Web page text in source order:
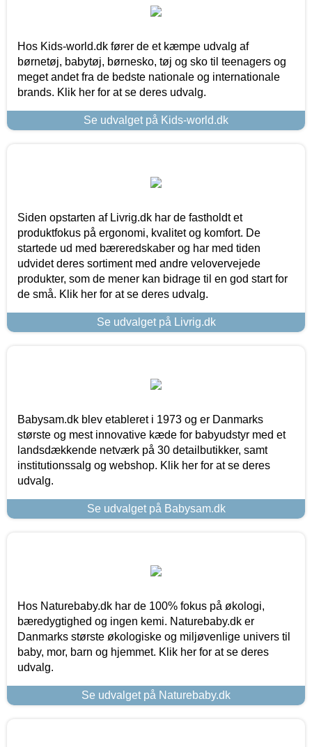
Hos Kids-world.dk fører de et kæmpe udvalg af
børnetøj, babytøj, børnesko, tøj og sko til teenagers og
meget andet fra de bedste nationale og internationale
brands. Klik her for at se deres udvalg.
Se udvalget på Kids-world.dk
Siden opstarten af Livrig.dk har de fastholdt et
produktfokus på ergonomi, kvalitet og komfort. De
startede ud med bæreredskaber og har med tiden
udvidet deres sortiment med andre velovervejede
produkter, som de mener kan bidrage til en god start for
de små. Klik her for at se deres udvalg.
Se udvalget på Livrig.dk
Babysam.dk blev etableret i 1973 og er Danmarks
største og mest innovative kæde for babyudstyr med et
landsdækkende netværk på 30 detailbutikker, samt
institutionssalg og webshop. Klik her for at se deres
udvalg.
Se udvalget på Babysam.dk
Hos Naturebaby.dk har de 100% fokus på økologi,
bæredygtighed og ingen kemi. Naturebaby.dk er
Danmarks største økologiske og miljøvenlige univers til
baby, mor, barn og hjemmet. Klik her for at se deres
udvalg.
Se udvalget på Naturebaby.dk